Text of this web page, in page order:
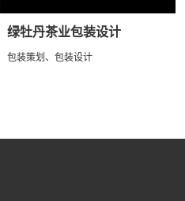
绿牡丹茶业包装设计
包装策划、包装设计